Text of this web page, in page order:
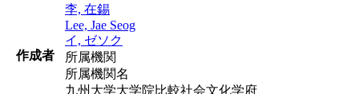
作成者
李, 在錫
Lee, Jae Seog
イ, ゼソク
所属機関
所属機関名
九州大学大学院比較社会文化学府